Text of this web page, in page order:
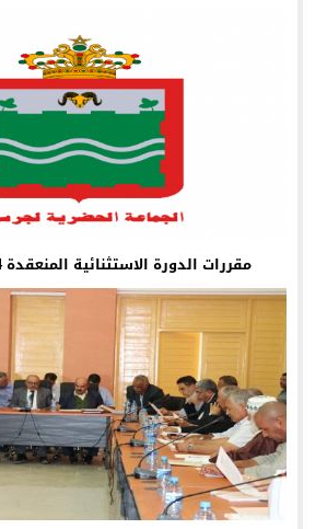
مقررات الدورة الاستثنائية المنعقدة 24 فبراير 2026